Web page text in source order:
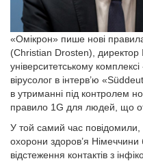
«Омікрон» пише нові
(Christian Drosten), директор
університетському
вірусолог в інтерв’ю
в утриманні під контролем
правило 1G для людей, що
У той самий час повідомили,
охорони здоров’я
відстеження контактів з